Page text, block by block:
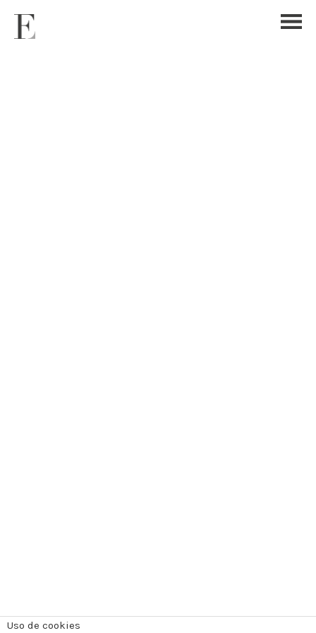
Uso de cookies